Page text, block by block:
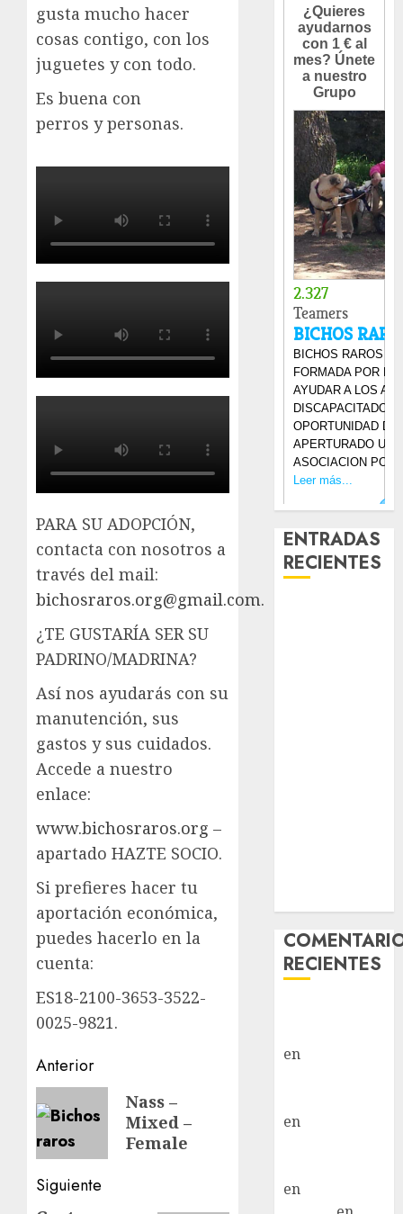
gusta mucho hacer
cosas contigo, con los
juguetes y con todo.
Es buena con
perros y personas.
PARA SU ADOPCIÓN,
contacta con nosotros a
través del mail:
bichosraros.org@gmail.com.
¿TE GUSTARÍA SER SU
PADRINO/MADRINA?
Así nos ayudarás con su
manutención, sus
gastos y sus cuidados.
Accede a nuestro
enlace:
www.bichosraros.org –
apartado HAZTE SOCIO.
Si prefieres hacer tu
aportación económica,
puedes hacerlo en la
cuenta:
ES18-2100-3653-3522-
0025-9821.
Navegación
de
entradas
Anterior
Entrada
anterior:
Nass –
Mixed –
Female
Siguiente
ENTRADAS
RECIENTES
RECIENTES
en
en
en